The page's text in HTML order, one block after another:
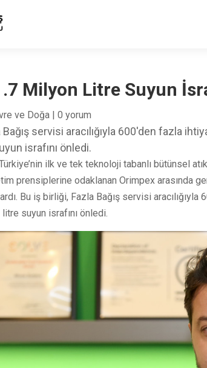
Milyon Litre Suyun
ve Doğa | 0 yorum
servisi aracılığıyla 600'den fazla
israfını önledi.
ilk ve tek teknoloji tabanlı bütünsel
prensiplerine odaklanan Orimpex arasında
Bu iş birliği, Fazla Bağış servisi
suyun israfını önledi.